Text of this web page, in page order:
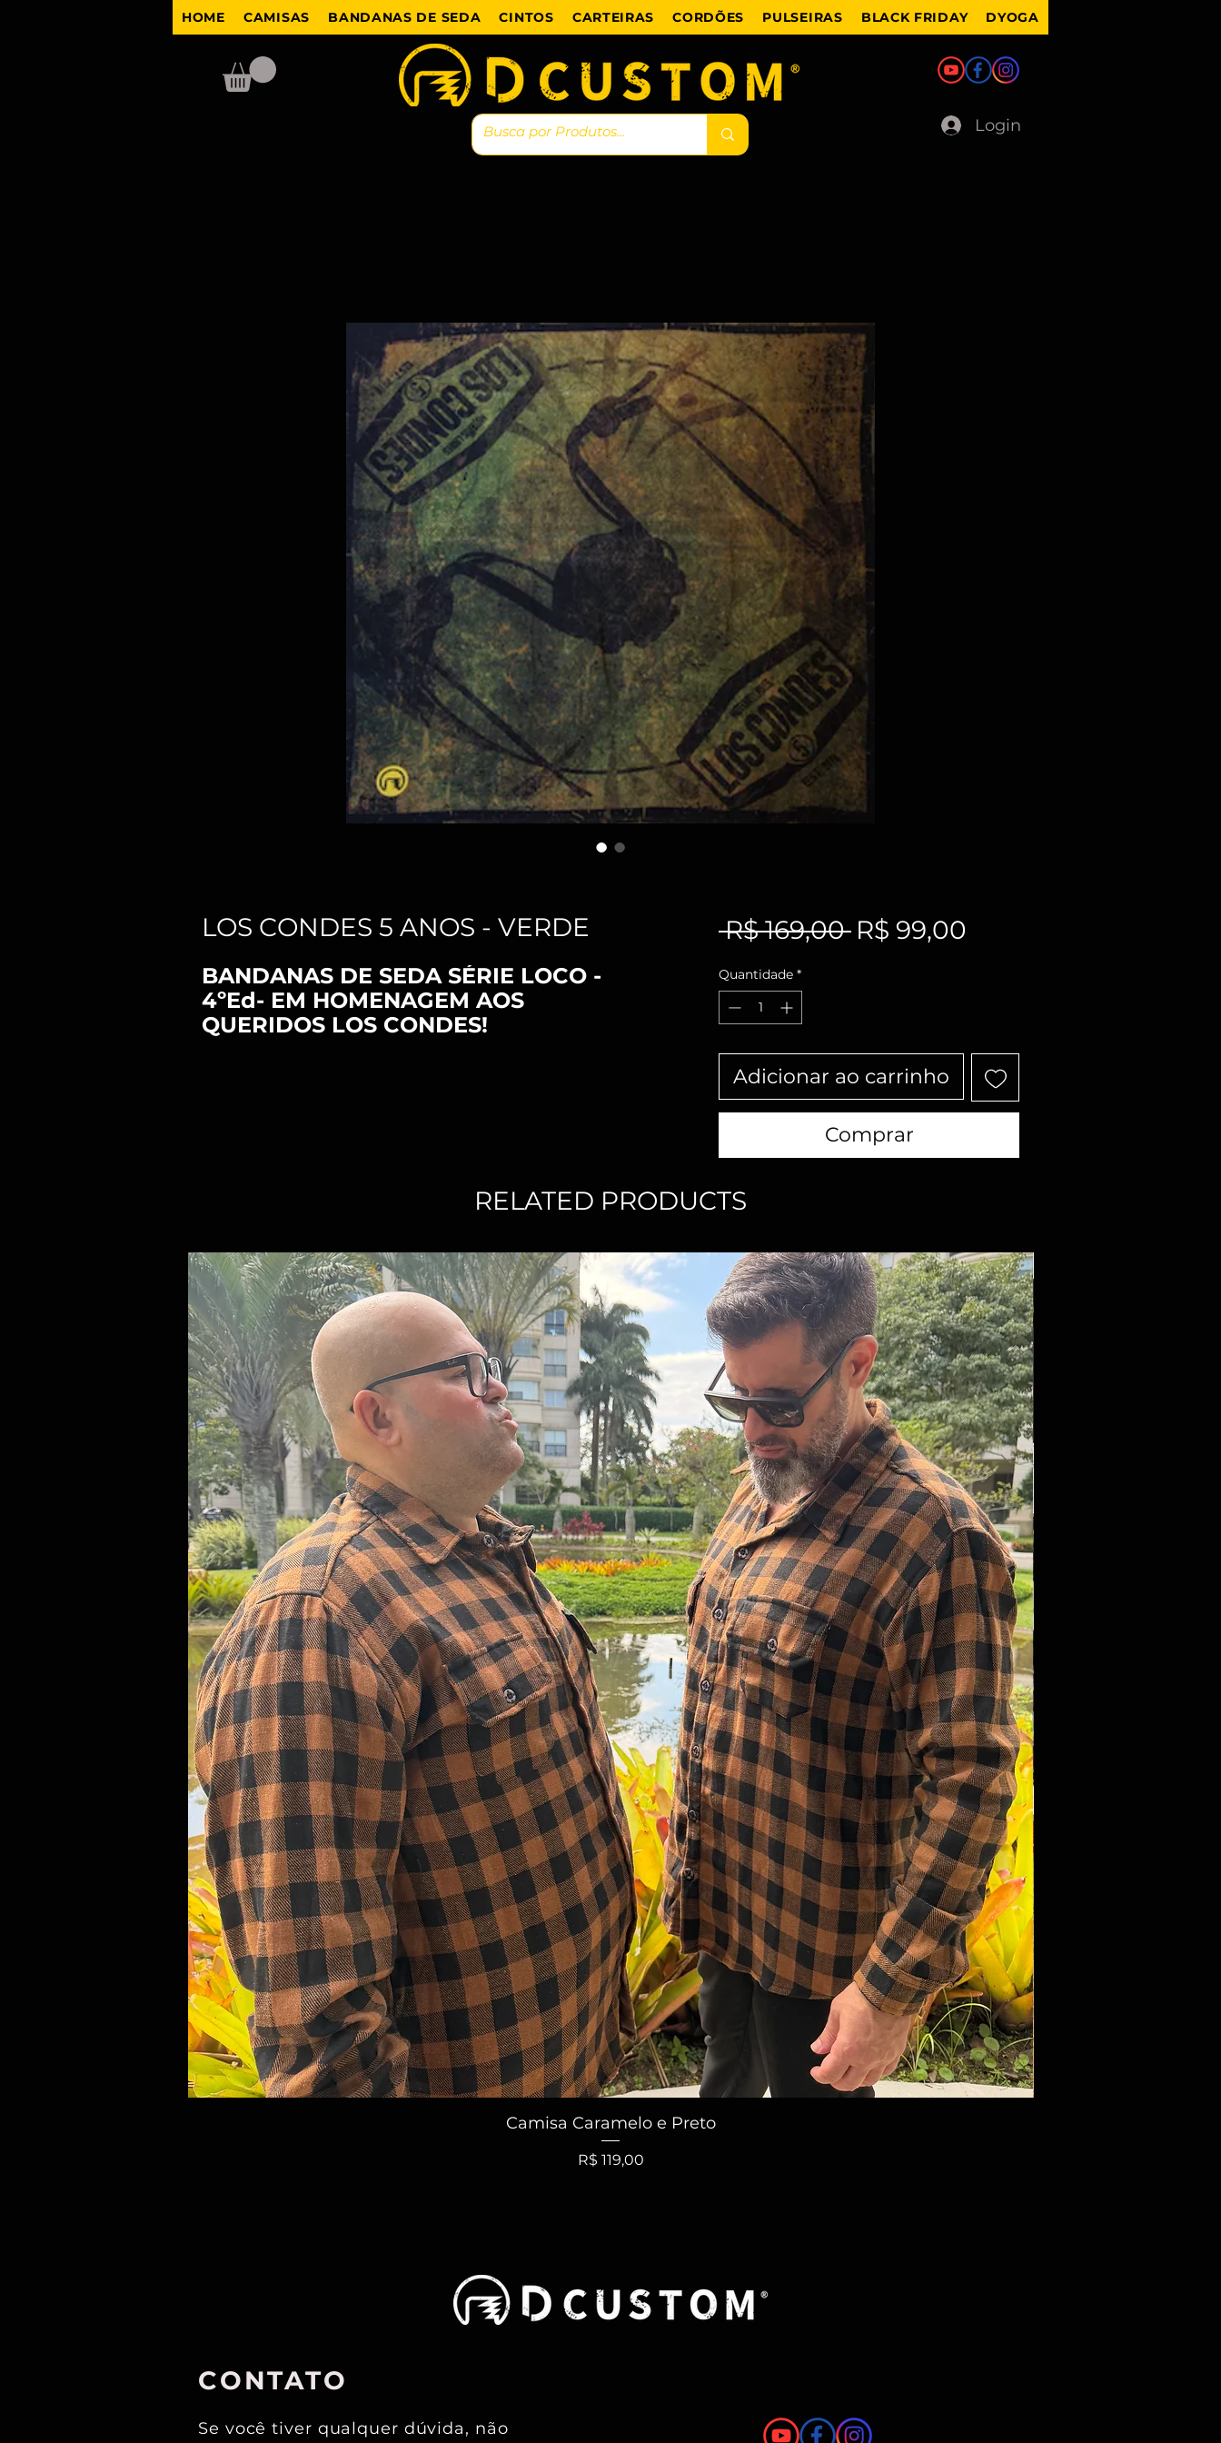
HOME CAMISAS BANDANAS DE SEDA CINTOS CARTEIRAS CORDÕES PULSEIRAS BLACK FRIDAY DYOGA
Login
LOS CONDES 5 ANOS - VERDE
BANDANAS DE SEDA SÉRIE LOCO -
4ºEd- EM HOMENAGEM AOS
QUERIDOS LOS CONDES!
R$ 169,00 Preço
R$ 99,00
Quantidade *
Adicionar ao carrinho
Comprar
RELATED PRODUCTS
Visualização rápida
Camisa Caramelo e Preto
Preço
R$ 119,00
CONTATO
Se você tiver qualquer dúvida, não